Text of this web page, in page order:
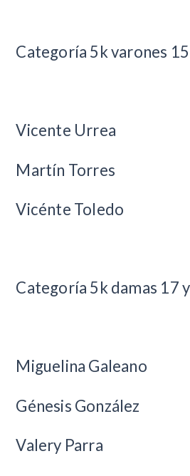
Categoría 5k varones
Vicente Urrea
Martín Torres
Vicénte Toledo
Categoría 5k damas 17
Miguelina Galeano
Génesis González
Valery Parra